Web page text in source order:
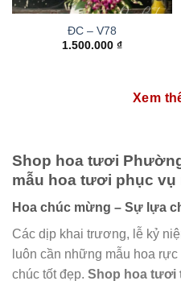
ĐC – V78
1.500.000 ₫
Xem
Shop hoa tươi
mẫu hoa tươi phục vụ
Hoa chúc mừng – Sự lựa
Các dịp khai trương, lễ kỷ
luôn cần những mẫu hoa
chúc tốt đẹp. Shop hoa tươi